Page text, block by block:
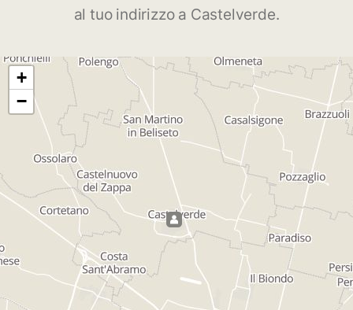
al tuo indirizzo a Castelverde.
+
−